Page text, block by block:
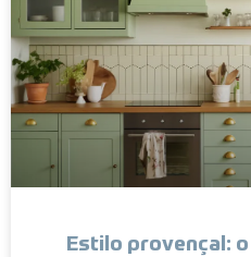
Estilo provençal: